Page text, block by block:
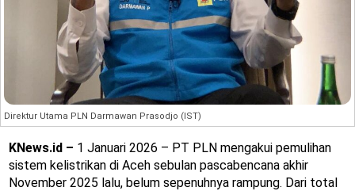
Direktur Utama PLN Darmawan Prasodjo (IST)
KNews.id – 1 Januari 2026 – PT PLN mengakui pemulihan
sistem kelistrikan di Aceh sebulan pascabencana akhir
November 2025 lalu, belum sepenuhnya rampung. Dari total